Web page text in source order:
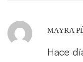
MAYRA
Hace